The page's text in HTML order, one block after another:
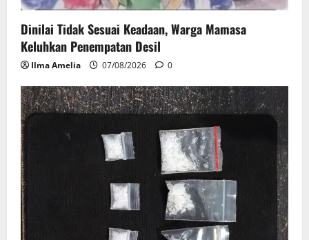
Dinilai Tidak Sesuai Keadaan, Warga Mamasa
Keluhkan Penempatan Desil
Ilma Amelia 07/08/2026 0